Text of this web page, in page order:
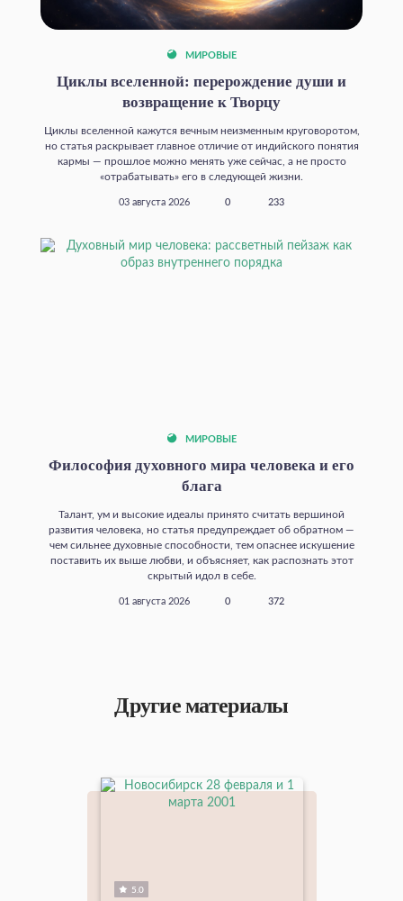
МИРОВЫЕ
Циклы вселенной: перерождение души и
возвращение к Творцу
Циклы вселенной кажутся вечным неизменным круговоротом,
но статья раскрывает главное отличие от индийского понятия
кармы — прошлое можно менять уже сейчас, а не просто
«отрабатывать» его в следующей жизни.
03 августа 2026 0 233
МИРОВЫЕ
Философия духовного мира человека и его
блага
Талант, ум и высокие идеалы принято считать вершиной
развития человека, но статья предупреждает об обратном —
чем сильнее духовные способности, тем опаснее искушение
поставить их выше любви, и объясняет, как распознать этот
скрытый идол в себе.
01 августа 2026 0 372
Другие материалы
5.0